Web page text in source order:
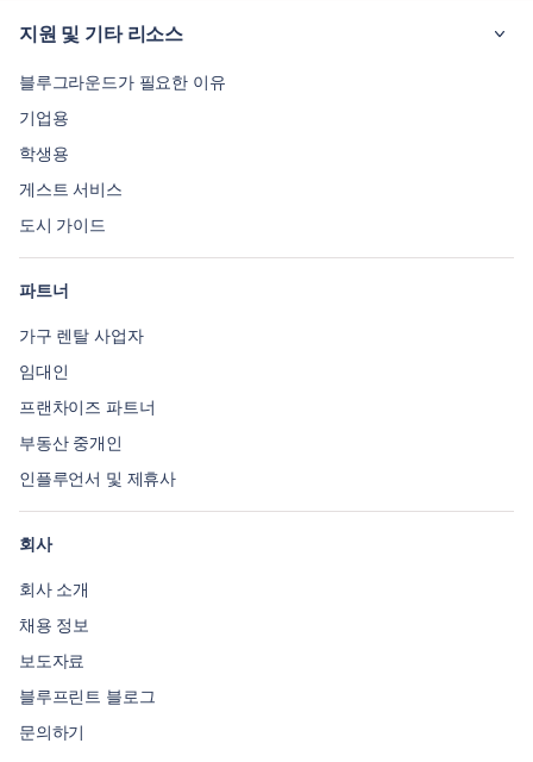
지원 및 기타 리소스
블루그라운드가 필요한 이유
기업용
학생용
게스트 서비스
도시 가이드
파트너
가구 렌탈 사업자
임대인
프랜차이즈 파트너
부동산 중개인
인플루언서 및 제휴사
회사
회사 소개
채용 정보
보도자료
블루프린트 블로그
문의하기